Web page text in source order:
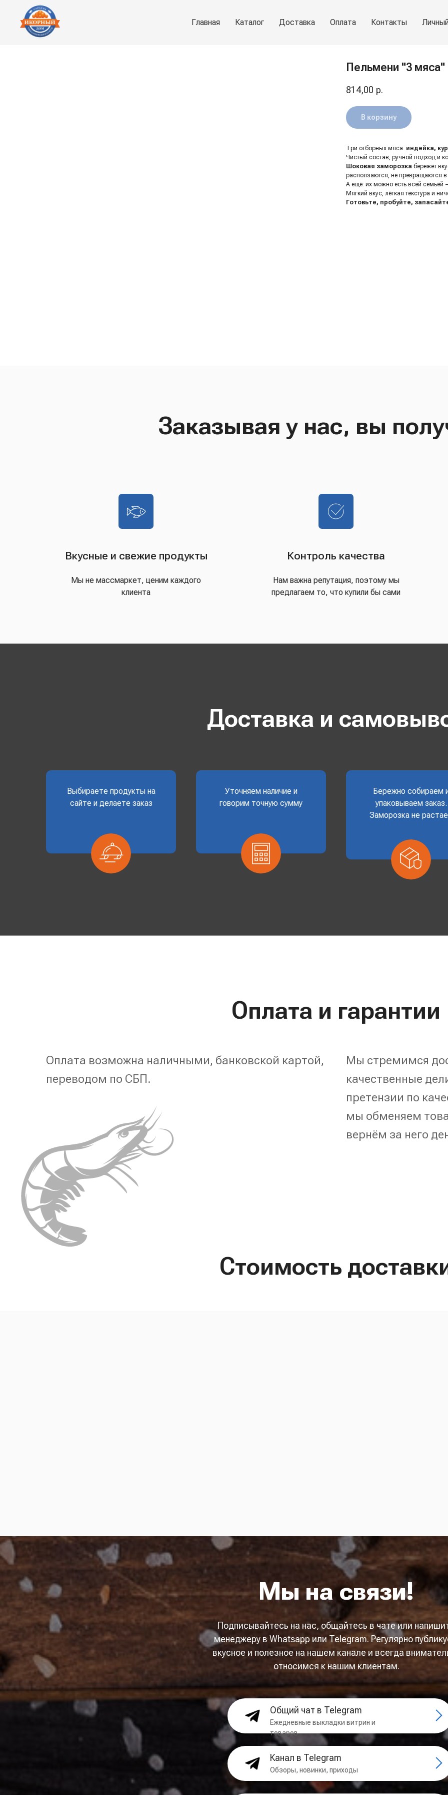
Главная Каталог Доставка Оплата Контакты
Пельмени "3 мяса"
814,00 р.
В корзину
Три отборных мяса: индейка,
Чистый состав, ручной подход и
Шоковая заморозка бережёт
расползаются, не превращаются
А ещё: их можно есть всей семьёй
Мягкий вкус, лёгкая текстура и
Готовьте, пробуйте,
Заказывая у нас, вы
Вкусные и свежие продукты
Мы не массмаркет, ценим каждого
клиента
Контроль качества
Нам важна репутация, поэтому мы
предлагаем то, что купили бы сами
Доставка и
Выбираете продукты на
сайте и делаете заказ
Уточняем наличие и
говорим точную сумму
Бережно собираем
упаковываем заказ.
Заморозка не
Оплата и гарантии
Оплата возможна наличными, банковской картой,
переводом по СБП.
Мы стремимся
качественные
претензии по
мы обменяем
вернём за него
Стоимость
Мы на связи!
Подписывайтесь на нас, общайтесь в чате или
менеджеру в Whatsapp или Telegram. Регулярно
вкусное и полезное на нашем канале и всегда
относимся к нашим клиентам.
Общий чат в Telegram
Ежедневные выкладки витрин и
товаров
Канал в Telegram
Обзоры, новинки, приходы